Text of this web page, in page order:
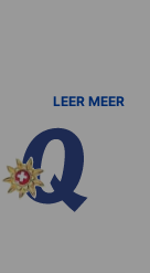
LEER MEER